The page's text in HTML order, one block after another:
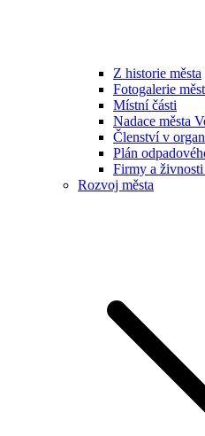
Z historie města
Fotogalerie
Místní části
Nadace města
Členství v
Plán
Firmy a
Rozvoj města